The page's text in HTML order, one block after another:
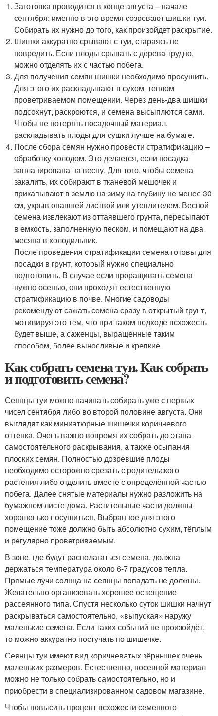
Заготовка проводится в конце августа – начале
сентября: именно в это время созревают шишки туи.
Собирать их нужно до того, как произойдет раскрытие.
Шишки аккуратно срывают с туи, стараясь не
повредить. Если плоды срывать с дерева трудно,
можно отделять их с частью побега.
Для получения семян шишки необходимо просушить.
Для этого их раскладывают в сухом, теплом
проветриваемом помещении. Через день-два шишки
подсохнут, раскроются, и семена высыплются сами.
Чтобы не потерять посадочный материал,
раскладывать плоды для сушки лучше на бумаге.
После сбора семян нужно провести стратификацию –
обработку холодом. Это делается, если посадка
запланирована на весну. Для того, чтобы семена
закалить, их собирают в тканевой мешочек и
прикапывают в землю на зиму на глубину не менее 30
см, укрыв опавшей листвой или утеплителем. Весной
семена извлекают из оттаявшего грунта, пересыпают
в емкость, заполненную песком, и помещают на два
месяца в холодильник.
После проведения стратификации семена готовы для
посадки в грунт, который нужно специально
подготовить. В случае если проращивать семена
нужно осенью, они проходят естественную
стратификацию в почве. Многие садоводы
рекомендуют сажать семена сразу в открытый грунт,
мотивируя это тем, что при таком подходе всхожесть
будет выше, а саженцы, выращенные таким
способом, более выносливые и крепкие.
Как собрать семена туи. Как собрать
и подготовить семена?
Сеянцы туи можно начинать собирать уже с первых
чисел сентября либо во второй половине августа. Они
выглядят как миниатюрные шишечки коричневого
оттенка. Очень важно вовремя их собрать до этапа
самостоятельного раскрывания, а также осыпания
плоских семян. Полностью дозревшие плоды
необходимо осторожно срезать с родительского
растения либо отделить вместе с определённой частью
побега. Далее снятые материалы нужно разложить на
бумажном листе дома. Растительные части должны
хорошенько посушиться. Выбранное для этого
помещение тоже должно быть абсолютно сухим, тёплым
и регулярно проветриваемым.
В зоне, где будут располагаться семена, должна
держаться температура около 6-7 градусов тепла.
Прямые лучи солнца на сеянцы попадать не должны.
Желательно организовать хорошее освещение
рассеянного типа. Спустя несколько суток шишки начнут
раскрываться самостоятельно, «выпуская» наружу
маленькие семена. Если таких событий не произойдёт,
то можно аккуратно постучать по шишечке.
Сеянцы туи имеют вид коричневатых зёрнышек очень
маленьких размеров. Естественно, посевной материал
можно не только собрать самостоятельно, но и
приобрести в специализированном садовом магазине.
Чтобы повысить процент всхожести семенного